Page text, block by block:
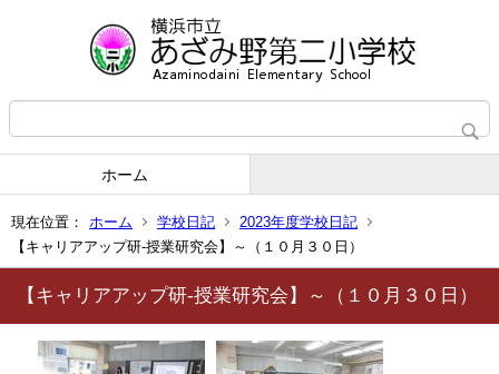
ホーム
現在位置： ホーム 学校日記
2023年度学校日記
【キャリアアップ研-授業研究会】～（１０月３０日）
【キャリアアップ研-授業研究会】～（１０月３０日）